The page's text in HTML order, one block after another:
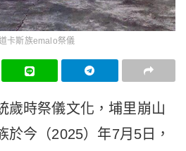
卡斯族emalo祭儀
歲時祭儀文化，埔里崩山
於今（2025）年7月5日，